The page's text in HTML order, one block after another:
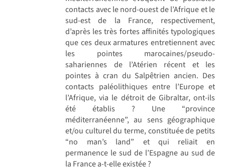
contacts avec le nord-ouest de l’Afrique et le
sud-est de la France, respectivement,
d’après les très fortes affinités typologiques
que ces deux armatures entretiennent avec
les pointes marocaines/pseudo-
sahariennes de l’Atérien récent et les
pointes à cran du Salpêtrien ancien. Des
contacts paléolithiques entre l’Europe et
l’Afrique, via le détroit de Gibraltar, ont-ils
été établis ? Une “province
méditerranéenne”, au sens géographique
et/ou culturel du terme, constituée de petits
“no man’s land” et qui reliait en
permanence le sud de l’Espagne au sud de
la France a-t-elle existée ?